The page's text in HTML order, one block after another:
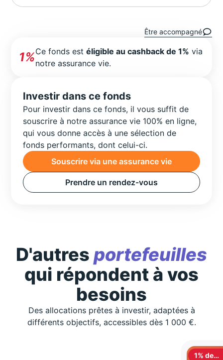
Être accompagné
1%Ce fonds estéligible au cashback de 1% via
notre assurance vie.
Investir dans ce fonds
Pour investir dans ce fonds, il vous suffit de
souscrire à notre assurance vie 100% en ligne,
qui vous donne accès à une sélection de
fonds performants, dont celui-ci.
Souscrire via une assurance vie
Prendre un rendez-vous
D'autres portefeuilles
qui répondent à vos
besoins
Des allocations prêtes à investir, adaptées à
différents objectifs, accessibles dès 1 000 €.
1% de